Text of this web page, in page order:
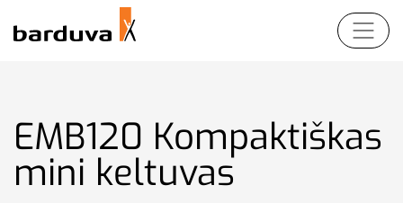
Produktai
RB150
AB300
keltuvai
Apie platforminius
keltuvus
Krovininiai keltuvai
Kompanija
EN LT DE FR Prisijungti
EMB120 Kompaktiškas
mini keltuvas